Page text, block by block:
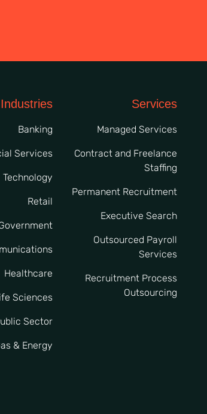
Services
Managed Services
Contract and Freelance
Staffing
Permanent Recruitment
Executive Search
Outsourced Payroll
Services
Recruitment Process
Outsourcing
Industries
Banking
Services
Technology
Retail
Healthcare
Sciences
Sector
& Energy